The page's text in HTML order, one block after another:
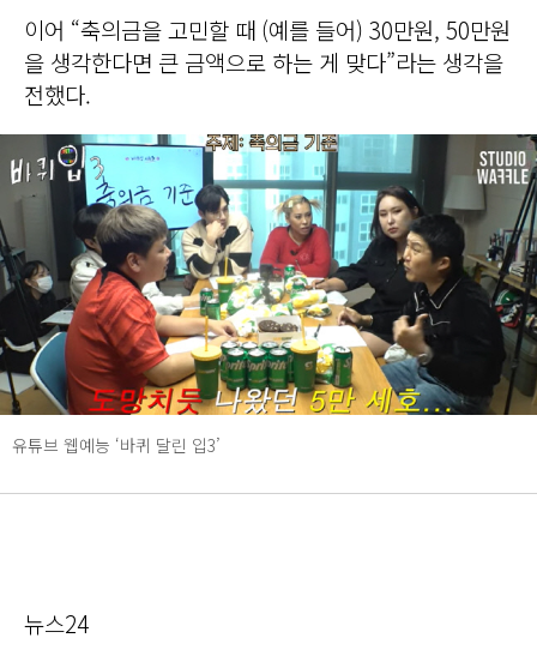
이어 “축의금을 고민할 때 (예를 들어) 30만원, 50만원
을 생각한다면 큰 금액으로 하는 게 맞다”라는 생각을
전했다.
유튜브 웹예능 ‘바퀴 달린 입3’
뉴스24